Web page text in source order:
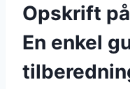
Opskrift
En enkel